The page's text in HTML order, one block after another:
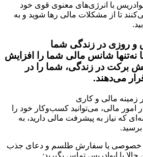
با انرژی‌های معنوی قوی خود
تا از مشکلات مالی رها شوید و به
و روزی در زندگی شما
نه‌تنها شانس مالی شما را افزایش
برکت در زندگی، شما را در
می‌دهند.
مالی و کاری
مالی، می‌توانید کسب‌وکار خود را
که نیاز به پیشرفت مالی دارید، به
خصوصی یا سفارش طلسم و دعای جذب
با ابوادریس تماس بگیرید: